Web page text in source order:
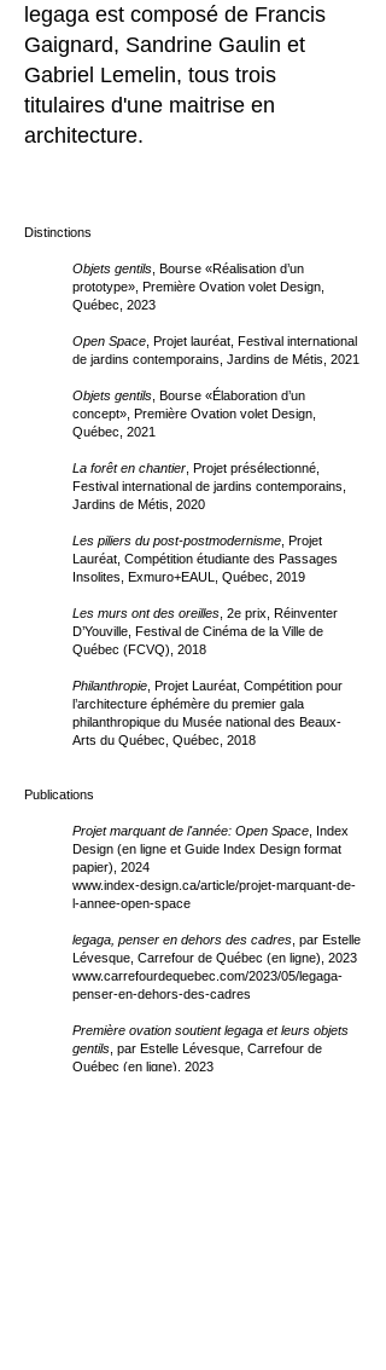
legaga est composé de Francis
Gaignard, Sandrine Gaulin et
Gabriel Lemelin, tous trois
titulaires d'une maitrise en
architecture.
Distinctions
Objets gentils Bourse «Réalisation d’un
prototype», Première Ovation volet Design,
Québec, 2023
Open Space , Projet lauréat, Festival international
de jardins contemporains, Jardins de Métis, 2021
Objets gentils , Bourse «Élaboration d’un
concept», Première Ovation volet Design,
Québec, 2021
La forêt en chantier , Projet présélectionné,
Festival international de jardins contemporains,
Jardins de Métis, 2020
Les piliers du post-postmodernisme , Projet
Lauréat, Compétition étudiante des Passages
Insolites, Exmuro+EAUL, Québec, 2019
Les murs ont des oreilles , 2e prix, Réinventer
D’Youville, Festival de Cinéma de la Ville de
Québec (FCVQ), 2018
Philanthropie , Projet Lauréat, Compétition pour
l’architecture éphémère du premier gala
philanthropique du Musée national des Beaux-
Arts du Québec, Québec, 2018
Publications
Projet marquant de l'année: Open Space , Index
Design (en ligne et Guide Index Design format
papier), 2024
www.index-design.ca/article/projet-marquant-de-
l-annee-open-space
legaga, penser en dehors des cadres , par Estelle
Lévesque, Carrefour de Québec (en ligne), 2023
www.carrefourdequebec.com/2023/05/legaga-
penser-en-dehors-des-cadres
Première ovation soutient legaga et leurs objets
gentils , par Estelle Lévesque, Carrefour de
Québec (en ligne), 2023